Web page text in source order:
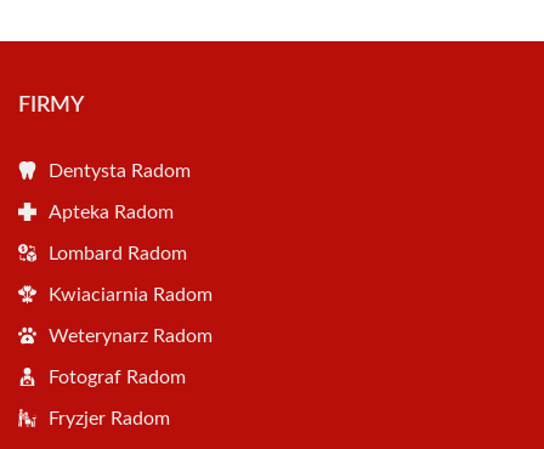
FIRMY
Dentysta Radom
Apteka Radom
Lombard Radom
Kwiaciarnia Radom
Weterynarz Radom
Fotograf Radom
Fryzjer Radom